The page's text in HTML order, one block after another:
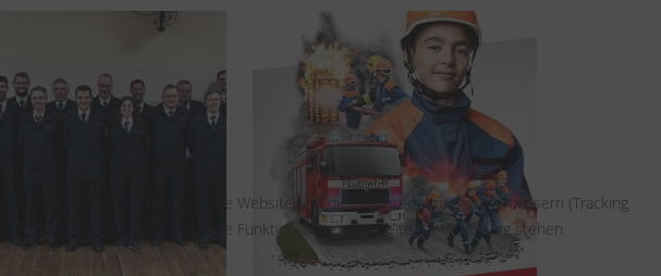
andere uns helfen, diese Website und die Nutzererfahrung zu verbessern (Tracking
womöglich nicht mehr alle Funktionalitäten der Seite zur Verfügung stehen.